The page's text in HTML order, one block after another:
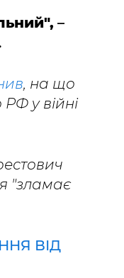
–
, на що
у війні
"зламає
ВІД